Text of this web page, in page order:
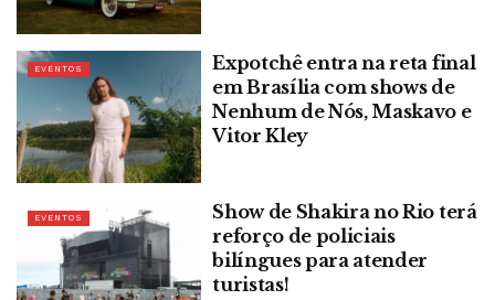
EVENTOS
Expotchê entra na reta final
em Brasília com shows de
Nenhum de Nós, Maskavo e
Vitor Kley
EVENTOS
Show de Shakira no Rio terá
reforço de policiais
bilíngues para atender
turistas!